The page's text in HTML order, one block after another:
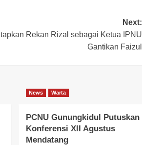
Next:
Rekan Rizal sebagai Ketua IPNU
Gantikan Faizul
News Warta
PCNU Gunungkidul Putuskan
Konferensi XII Agustus
Mendatang